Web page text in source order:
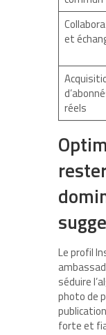
et
réels
Le profil
séduire
photo de
forte et